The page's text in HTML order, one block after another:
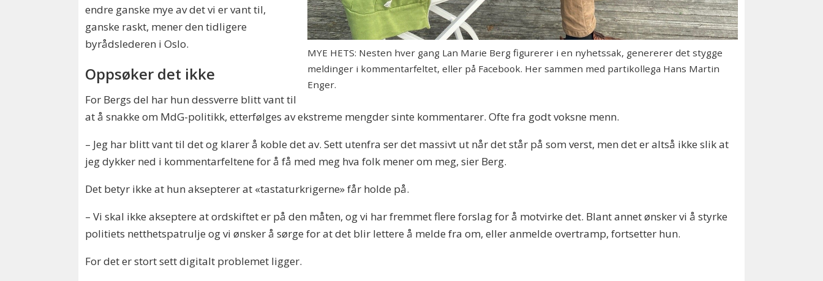
MYE HETS: Nesten hver gang Lan Marie Berg figurerer i en nyhetssak, genererer det stygge
meldinger i kommentarfeltet, eller på Facebook. Her sammen med partikollega Hans Martin
Enger.
endre ganske mye av det vi er vant til,
ganske raskt, mener den tidligere
byrådslederen i Oslo.
Oppsøker det ikke
For Bergs del har hun dessverre blitt vant til
at å snakke om MdG-politikk, etterfølges av ekstreme mengder sinte kommentarer. Ofte fra godt voksne menn.
– Jeg har blitt vant til det og klarer å koble det av. Sett utenfra ser det massivt ut når det står på som verst, men det er altså ikke slik at
jeg dykker ned i kommentarfeltene for å få med meg hva folk mener om meg, sier Berg.
Det betyr ikke at hun aksepterer at «tastaturkrigerne» får holde på.
– Vi skal ikke akseptere at ordskiftet er på den måten, og vi har fremmet flere forslag for å motvirke det. Blant annet ønsker vi å styrke
politiets netthetspatrulje og vi ønsker å sørge for at det blir lettere å melde fra om, eller anmelde overtramp, fortsetter hun.
For det er stort sett digitalt problemet ligger.